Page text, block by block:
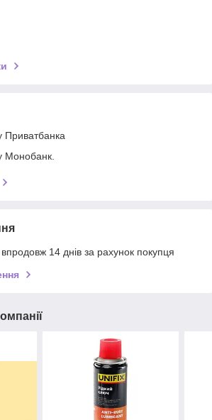
Приватбанка
Монобанк.
14 днів за рахунок покупця